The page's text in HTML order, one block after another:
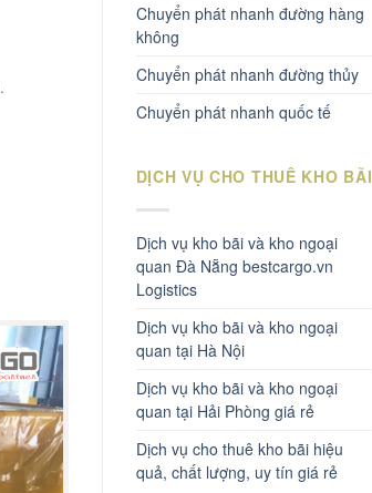
.
Chuyển phát nhanh đường hàng
không
Chuyển phát nhanh đường thủy
Chuyển phát nhanh quốc tế
DỊCH VỤ CHO THUÊ KHO BÃI
Dịch vụ kho bãi và kho ngoại
quan Đà Nẵng bestcargo.vn
Logistics
Dịch vụ kho bãi và kho ngoại
quan tại Hà Nội
Dịch vụ kho bãi và kho ngoại
quan tại Hải Phòng giá rẻ
Dịch vụ cho thuê kho bãi hiệu
quả, chất lượng, uy tín giá rẻ